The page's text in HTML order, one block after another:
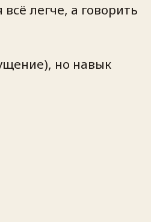
легче, а говорить
но навык